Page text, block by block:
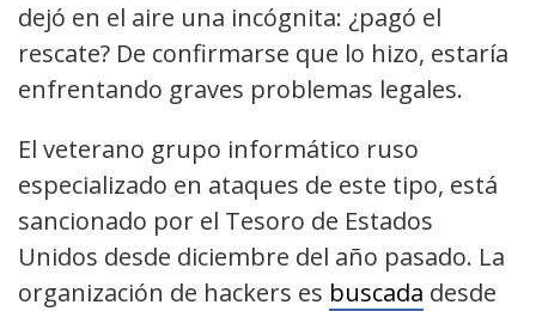
dejó en el aire una incógnita: ¿pagó el
rescate? De confirmarse que lo hizo, estaría
enfrentando graves problemas legales.
El veterano grupo informático ruso
especializado en ataques de este tipo, está
sancionado por el Tesoro de Estados
Unidos desde diciembre del año pasado. La
organización de hackers es buscada desde